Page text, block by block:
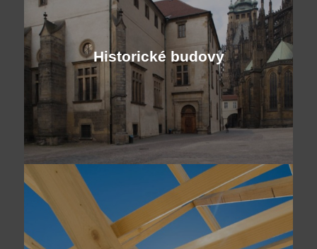
Historické budovy